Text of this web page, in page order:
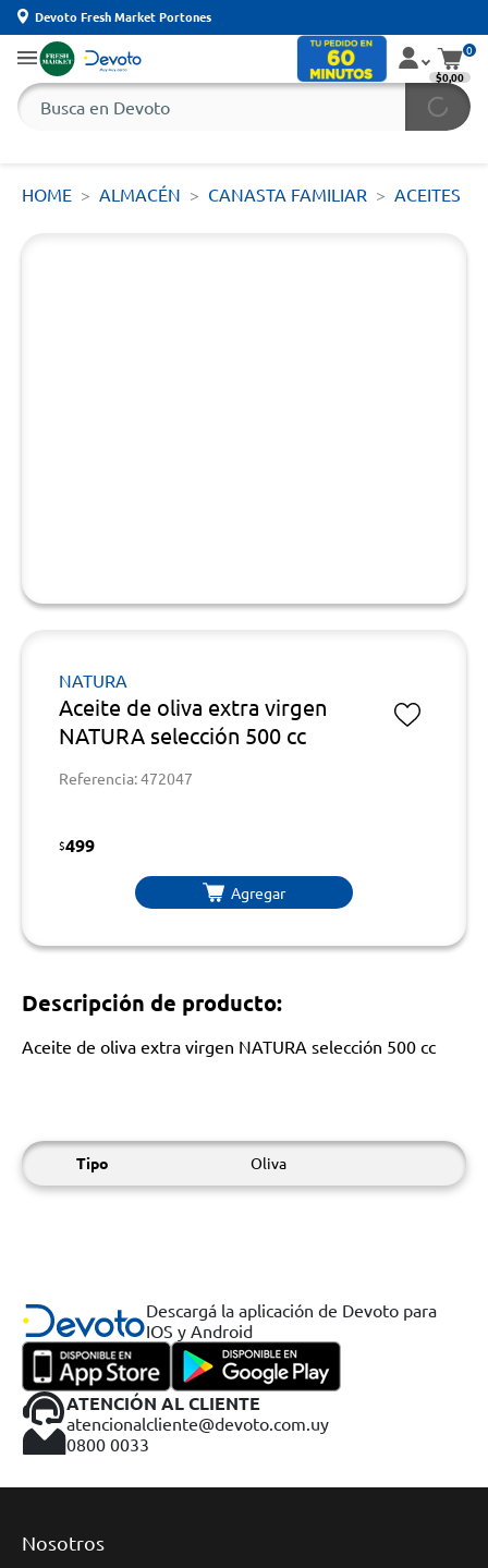
Devoto Fresh Market Portones
0
$0,00
HOME ALMACÉN CANASTA FAMILIAR ACEITES
NATURA
Aceite de oliva extra virgen
NATURA selección 500 cc
Referencia: 472047
$499
Agregar
Descripción de producto:
Aceite de oliva extra virgen NATURA selección 500 cc
Tipo Oliva
Descargá la aplicación de Devoto para
IOS y Android
ATENCIÓN AL CLIENTE
atencionalcliente@devoto.com.uy
0800 0033
Nosotros